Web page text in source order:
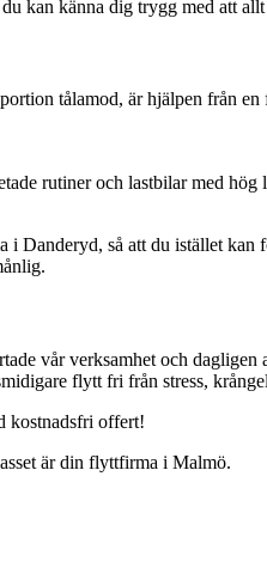
kan känna dig trygg med att
tålamod, är hjälpen från
rutiner och lastbilar med hög
så att du istället
vår verksamhet och
flytt fri från stress,
kostnadsfri offert!
är din flyttfirma i Malmö.